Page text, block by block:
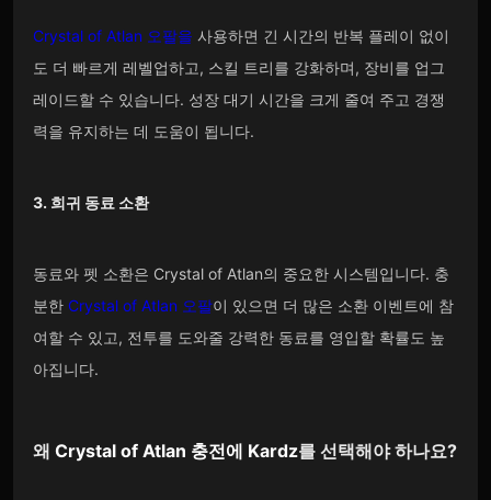
Crystal of Atlan 오팔을 사용하면 긴 시간의 반복 플레이 없이
도 더 빠르게 레벨업하고, 스킬 트리를 강화하며, 장비를 업그
레이드할 수 있습니다. 성장 대기 시간을 크게 줄여 주고 경쟁
력을 유지하는 데 도움이 됩니다.
3. 희귀 동료 소환
동료와 펫 소환은 Crystal of Atlan의 중요한 시스템입니다. 충
분한 Crystal of Atlan 오팔이 있으면 더 많은 소환 이벤트에 참
여할 수 있고, 전투를 도와줄 강력한 동료를 영입할 확률도 높
아집니다.
왜 Crystal of Atlan 충전에 Kardz를 선택해야 하나요?